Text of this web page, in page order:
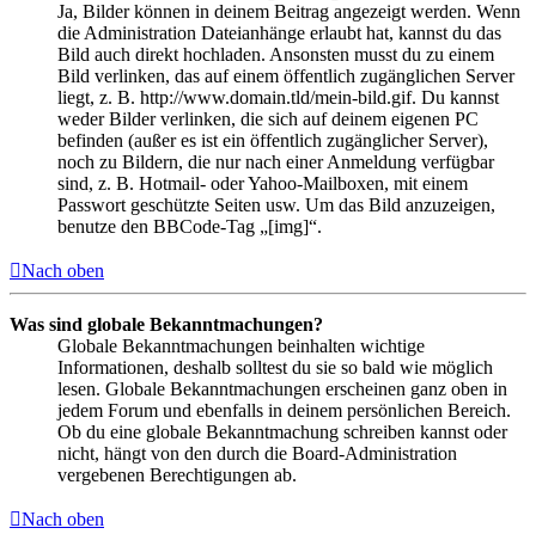
Ja, Bilder können in deinem Beitrag angezeigt werden. Wenn
die Administration Dateianhänge erlaubt hat, kannst du das
Bild auch direkt hochladen. Ansonsten musst du zu einem
Bild verlinken, das auf einem öffentlich zugänglichen Server
liegt, z. B. http://www.domain.tld/mein-bild.gif. Du kannst
weder Bilder verlinken, die sich auf deinem eigenen PC
befinden (außer es ist ein öffentlich zugänglicher Server),
noch zu Bildern, die nur nach einer Anmeldung verfügbar
sind, z. B. Hotmail- oder Yahoo-Mailboxen, mit einem
Passwort geschützte Seiten usw. Um das Bild anzuzeigen,
benutze den BBCode-Tag „[img]“.
Nach oben
Was sind globale Bekanntmachungen?
Globale Bekanntmachungen beinhalten wichtige
Informationen, deshalb solltest du sie so bald wie möglich
lesen. Globale Bekanntmachungen erscheinen ganz oben in
jedem Forum und ebenfalls in deinem persönlichen Bereich.
Ob du eine globale Bekanntmachung schreiben kannst oder
nicht, hängt von den durch die Board-Administration
vergebenen Berechtigungen ab.
Nach oben